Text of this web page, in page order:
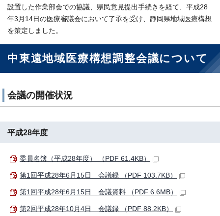
設置した作業部会での協議、県民意見提出手続きを経て、平成28
年3月14日の医療審議会において了承を受け、静岡県地域医療構想
を策定しました。
中東遠地域医療構想調整会議について
会議の開催状況
平成28年度
委員名簿（平成28年度） （PDF 61.4KB）
第1回平成28年6月15日 会議録 （PDF 103.7KB）
第1回平成28年6月15日 会議資料 （PDF 6.6MB）
第2回平成28年10月4日 会議録 （PDF 88.2KB）